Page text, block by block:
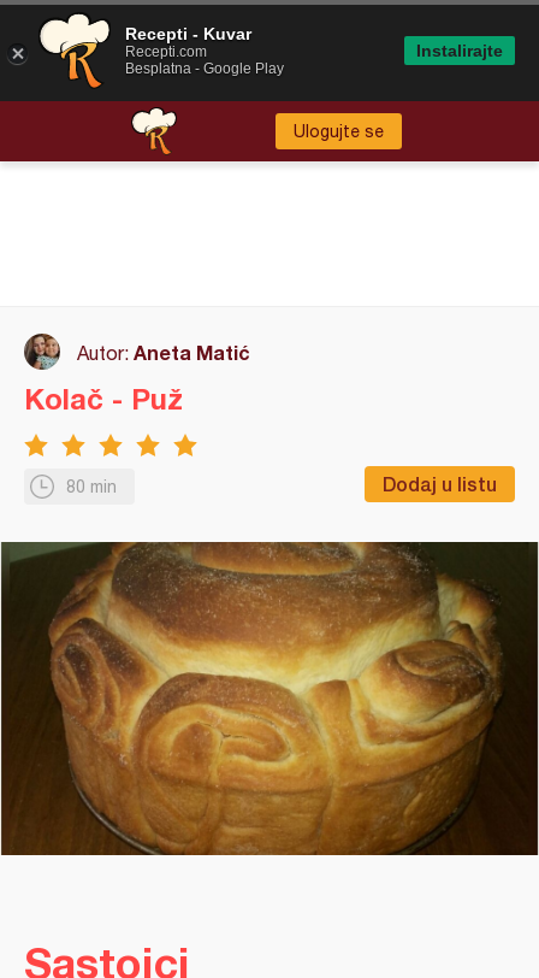
Ulogujte se
Autor: Aneta Matić
80 min Dodaj u listu
Kolač - Puž
Sastojci
Recepti - Kuvar
Recepti.com
Besplatna - Google Play
Instalirajte